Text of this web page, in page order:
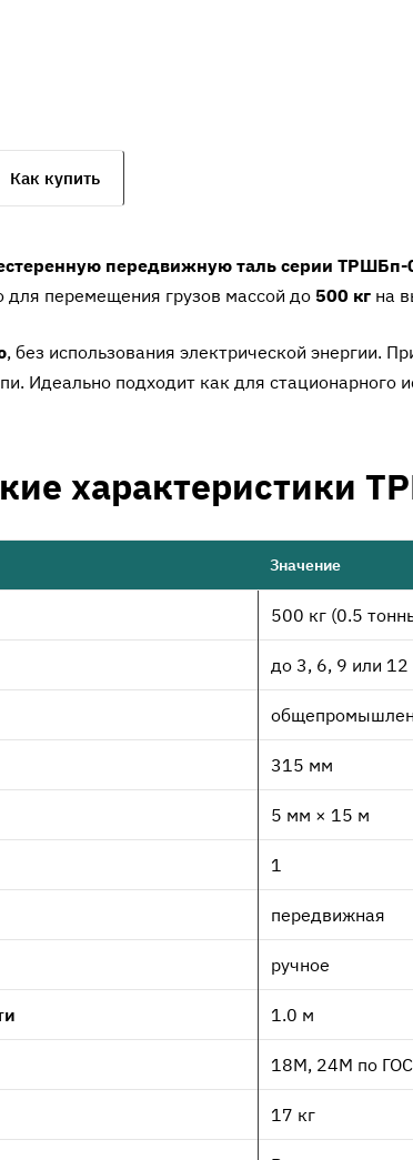
Как купить
передвижную таль серии ТРШБп-
для перемещения грузов массой до 500 кг на
, без использования электрической энергии.
Идеально подходит как для стационарного
характеристики
Значение
500 кг (0.5
до 3, 6, 9 или 12
315 мм
5 мм × 15 м
1
передвижная
ручное
1.0 м
18М, 24М по
17 кг